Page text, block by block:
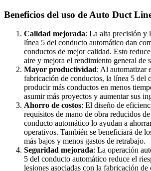
Beneficios del uso de Auto Duct
Calidad mejorada: La alta precisión y
línea 5 del conducto automático dan
conductos de mejor calidad. Esto
aire y mejora el rendimiento general de
Mayor productividad: Al automatizar
fabricación de conductos, la línea 5 del
producir más conductos en menos
asumir más proyectos y aumentar sus
Ahorro de costos: El diseño de
requisitos de mano de obra reducidos
conducto automático lo ayudan a
operativos. También se beneficiará de
más bajos y menos gastos de retrabajo.
Seguridad mejorada: La operación
5 del conducto automático reduce el
lesiones asociadas con la fabricación de